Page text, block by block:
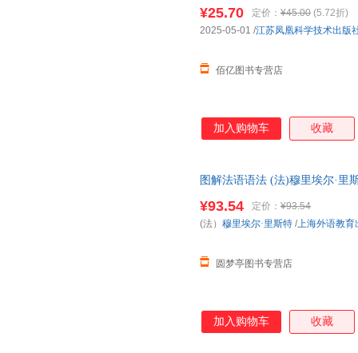
请放心下单，本店所有商品均
¥25.70 定价： ¥45.00 (5.72折)
佰亿图书专营店
2025-05-01 /江苏凤凰科学技术出版
加入购物车 收藏
图解法语语法 (法)穆里埃尔·里
¥93.54 定价： ¥93.54
圆梦亭图书专营店
(法） 穆里埃尔·里斯特 /上海外语教育
加入购物车 收藏